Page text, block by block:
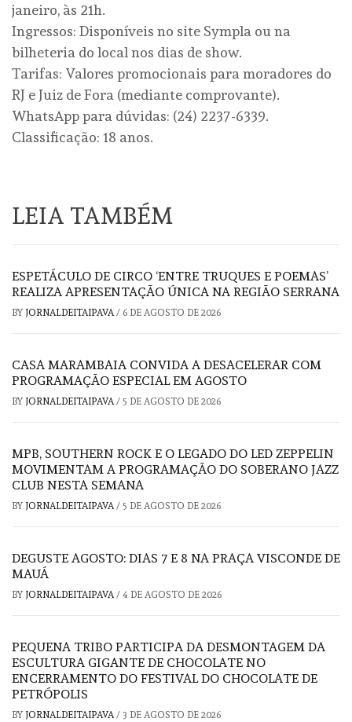
janeiro, às 21h.
Ingressos: Disponíveis no site Sympla ou na
bilheteria do local nos dias de show.
Tarifas: Valores promocionais para moradores do
RJ e Juiz de Fora (mediante comprovante).
WhatsApp para dúvidas: (24) 2237-6339.
Classificação: 18 anos.
LEIA TAMBÉM
ESPETÁCULO DE CIRCO ‘ENTRE TRUQUES E POEMAS’
REALIZA APRESENTAÇÃO ÚNICA NA REGIÃO SERRANA
BY JORNALDEITAIPAVA/ 6 DE AGOSTO DE 2026
CASA MARAMBAIA CONVIDA A DESACELERAR COM
PROGRAMAÇÃO ESPECIAL EM AGOSTO
BY JORNALDEITAIPAVA/ 5 DE AGOSTO DE 2026
MPB, SOUTHERN ROCK E O LEGADO DO LED ZEPPELIN
MOVIMENTAM A PROGRAMAÇÃO DO SOBERANO JAZZ
CLUB NESTA SEMANA
BY JORNALDEITAIPAVA/ 5 DE AGOSTO DE 2026
DEGUSTE AGOSTO: DIAS 7 E 8 NA PRAÇA VISCONDE DE
MAUÁ
BY JORNALDEITAIPAVA/ 4 DE AGOSTO DE 2026
PEQUENA TRIBO PARTICIPA DA DESMONTAGEM DA
ESCULTURA GIGANTE DE CHOCOLATE NO
ENCERRAMENTO DO FESTIVAL DO CHOCOLATE DE
PETRÓPOLIS
BY JORNALDEITAIPAVA/ 3 DE AGOSTO DE 2026